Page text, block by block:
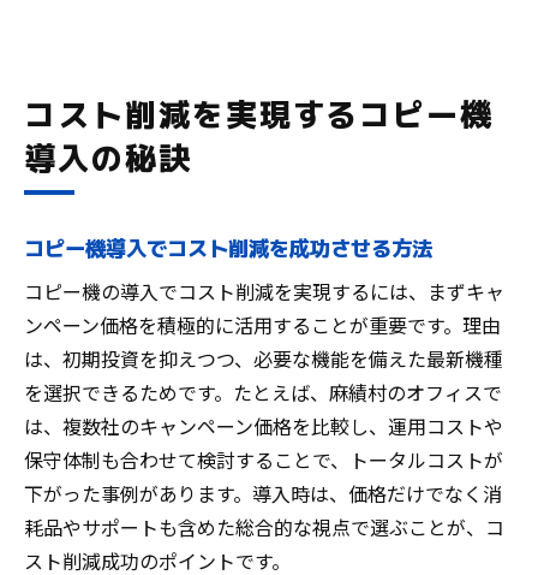
コスト削減を実現するコピー機
導入の秘訣
コピー機導入でコスト削減を成功させる方法
コピー機の導入でコスト削減を実現するには、まずキャ
ンペーン価格を積極的に活用することが重要です。理由
は、初期投資を抑えつつ、必要な機能を備えた最新機種
を選択できるためです。たとえば、麻績村のオフィスで
は、複数社のキャンペーン価格を比較し、運用コストや
保守体制も合わせて検討することで、トータルコストが
下がった事例があります。導入時は、価格だけでなく消
耗品やサポートも含めた総合的な視点で選ぶことが、コ
スト削減成功のポイントです。